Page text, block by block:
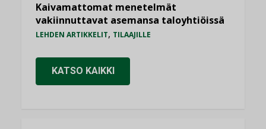
Kaivamattomat menetelmät
vakiinnuttavat asemansa taloyhtiöissä
LEHDEN ARTIKKELIT, TILAAJILLE
KATSO KAIKKI